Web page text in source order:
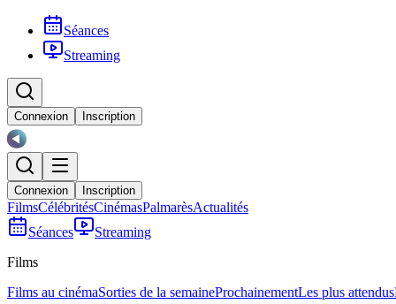
Séances
Streaming
Connexion Inscription
Connexion Inscription
FilmsCélébritésCinémasPalmarèsActualités
Séances
Streaming
Films
Films au cinémaSorties de la semaineProchainementLes plus attendus